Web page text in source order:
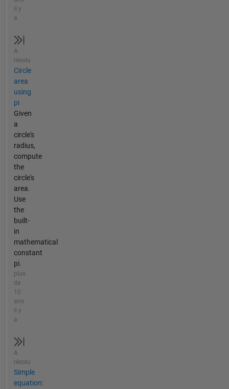
il y
a
A
résolu
Circle
area
using
pi
Given
a
circle's
radius,
compute
the
circle's
area.
Use
the
built-
in
mathematical
constant
pi.
plus
de
10
ans
il y
a
A
résolu
Simple
equation: